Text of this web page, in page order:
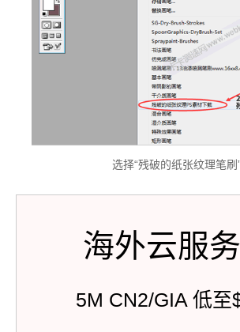
选择“残破的纸张纹理笔刷
海外云服
5M CN2/GIA 低至